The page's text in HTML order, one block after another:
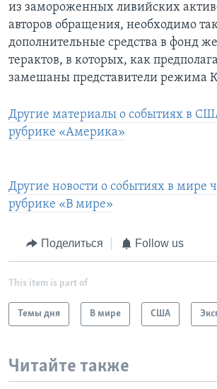
из замороженных ливийских
авторов обращения, необходимо
дополнительные средства в фонд
терактов, в которых, как
замешаны представители режима
Другие материалы о событиях в
рубрике «Америка»
Другие новости о событиях в мире
рубрике «В мире»
Поделиться Follow us
This item is part of
Темы дня В мире США
Читайте также